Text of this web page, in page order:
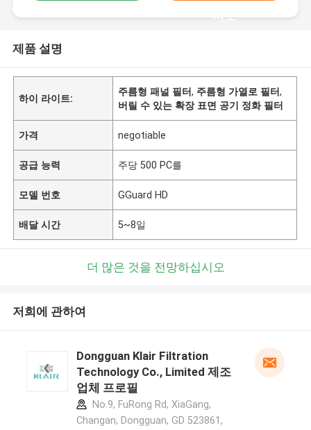
시오
제품 설명
하이 라이트:
주름형 패널 필터, 주름형 가열로 필터,
버릴 수 있는 확장 표면 공기 정화 필터
가격 negotiable
공급 능력 주당 500 PC를
모델 번호 GGuard HD
배달 시간 5~8일
더 많은 것을 전망하십시오
저희에 관하여
Dongguan Klair Filtration
Technology Co., Limited 제조
업체 프로필
No.9, FuRong Rd, XiaGang,
Changan, Dongguan, GD 523861,